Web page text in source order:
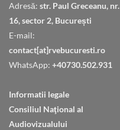
Adresă: str. Paul Greceanu, nr.
16, sector 2, București
E-mail:
contact[at]rvebucuresti.ro
WhatsApp: +40730.502.931
Informatii legale
Consiliul Naţional al
Audiovizualului